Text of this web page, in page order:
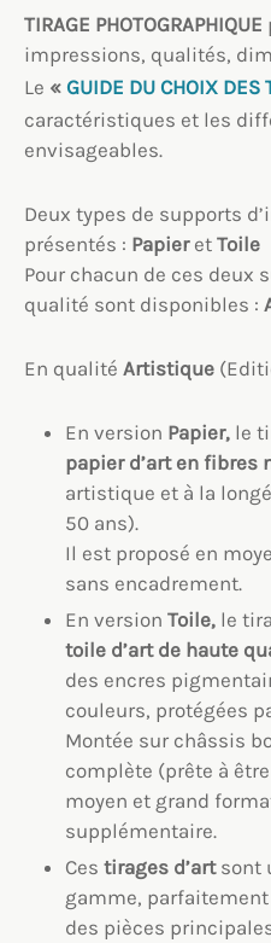
TIRAGE PHOTOGRAPHIQUE
impressions, qualités,
Le « GUIDE DU CHOIX DES
caractéristiques et les
envisageables.
Deux types de supports
présentés : Papieret Toile
Pour chacun de ces deux
qualité sont disponibles :
En qualité Artistique
En version Papier, le
papier d’art en fibres
artistique et à la
50 ans).
Il est proposé en
sans encadrement.
En version Toile, le
toile d’art de haute
des encres
couleurs, protégées
Montée sur châssis
complète (prête à
moyen et grand
supplémentaire.
Ces tirages d’artsont
gamme,
des pièces